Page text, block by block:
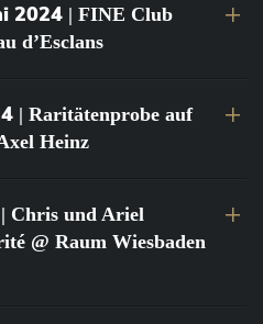
2024 | FINE Club
d’Esclans
| Raritätenprobe auf
Heinz
| Chris und Ariel
@ Raum Wiesbaden